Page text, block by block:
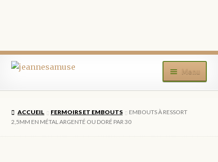
Aller
la
Aller
contenu
Menu
BOUTIQUE
ACCUEIL FERMOIRS ET EMBOUTS
EMBOUTS À RESSORT
2,5MM EN MÉTAL ARGENTÉ OU DORÉ PAR 30